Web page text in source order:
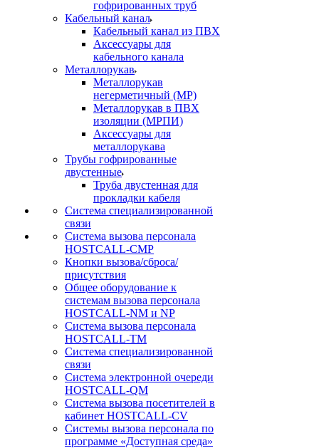
гофрированных труб
Кабельный канал
Кабельный канал из ПВХ
Аксессуары для
кабельного канала
Металлорукав
Металлорукав
негерметичный (МР)
Металлорукав в ПВХ
изоляции (МРПИ)
Аксессуары для
металлорукава
Трубы гофрированные
двустенные
Труба двустенная для
прокладки кабеля
Система специализированной
связи
Cистема вызова персонала
HOSTCALL-CMP
Кнопки вызова/сброса/
присутствия
Общее оборудование к
системам вызова персонала
HOSTCALL-NM и NP
Система вызова персонала
HOSTCALL-TM
Система специализированной
связи
Система электронной очереди
HOSTCALL-QM
Cистема вызова посетителей в
кабинет HOSTCALL-CV
Системы вызова персонала по
программе «Доступная среда»